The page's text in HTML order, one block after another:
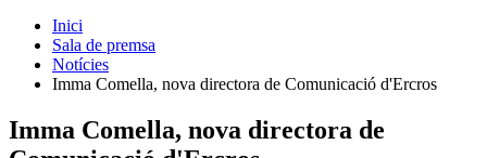
Inici
Sala de premsa
Notícies
Imma Comella, nova directora de Comunicació d'Ercros
Imma Comella, nova directora de